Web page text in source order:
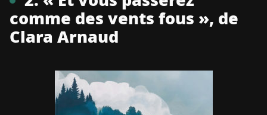
comme des vents fous », de
Clara Arnaud